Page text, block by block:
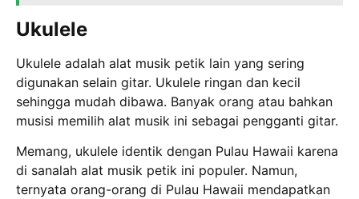
Ukulele
Ukulele adalah alat musik petik lain yang sering
digunakan selain gitar. Ukulele ringan dan kecil
sehingga mudah dibawa. Banyak orang atau bahkan
musisi memilih alat musik ini sebagai pengganti gitar.
Memang, ukulele identik dengan Pulau Hawaii karena
di sanalah alat musik petik ini populer. Namun,
ternyata orang-orang di Pulau Hawaii mendapatkan